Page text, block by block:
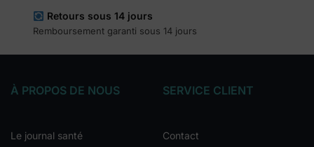
Retours sous 14 jours
Remboursement garanti sous 14 jours
À PROPOS DE NOUS
Le journal santé
SERVICE CLIENT
Contact